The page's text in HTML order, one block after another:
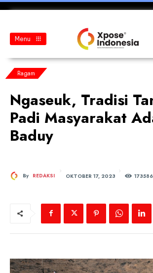
Menu
Ragam
Ngaseuk, Tradisi
Padi Masyarakat
Baduy
By REDAKSI OKTOBER 17, 2023 173586